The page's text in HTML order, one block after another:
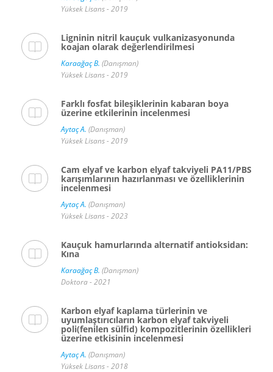
Yüksek Lisans - 2019
Ligninin nitril kauçuk vulkanizasyonunda
koajan olarak değerlendirilmesi
Karaağaç B. (Danışman)
Yüksek Lisans - 2019
Farklı fosfat bileşiklerinin kabaran boya
üzerine etkilerinin incelenmesi
Aytaç A. (Danışman)
Yüksek Lisans - 2019
Cam elyaf ve karbon elyaf takviyeli PA11/PBS
karışımlarının hazırlanması ve özelliklerinin
incelenmesi
Aytaç A. (Danışman)
Yüksek Lisans - 2023
Kauçuk hamurlarında alternatif antioksidan:
Kına
Karaağaç B. (Danışman)
Doktora - 2021
Karbon elyaf kaplama türlerinin ve
uyumlaştırıcıların karbon elyaf takviyeli
poli(fenilen sülfid) kompozitlerinin özellikleri
üzerine etkisinin incelenmesi
Aytaç A. (Danışman)
Yüksek Lisans - 2018